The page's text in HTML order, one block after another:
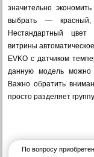
значительно
выбрать —
Нестандартный цвет
витрины
EVKO с датчиком
данную модель можно
Важно обратить
просто разделяет
По вопросу